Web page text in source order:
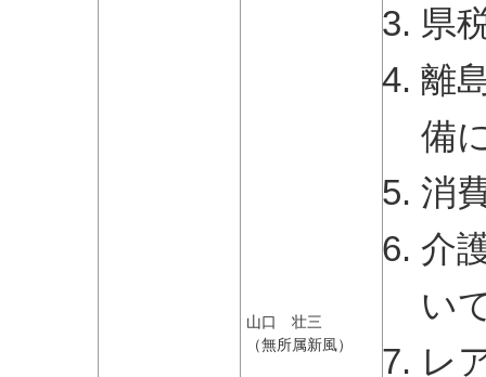
山口 壮三
（無所属新風）
県
離
備
消
介
い
レ